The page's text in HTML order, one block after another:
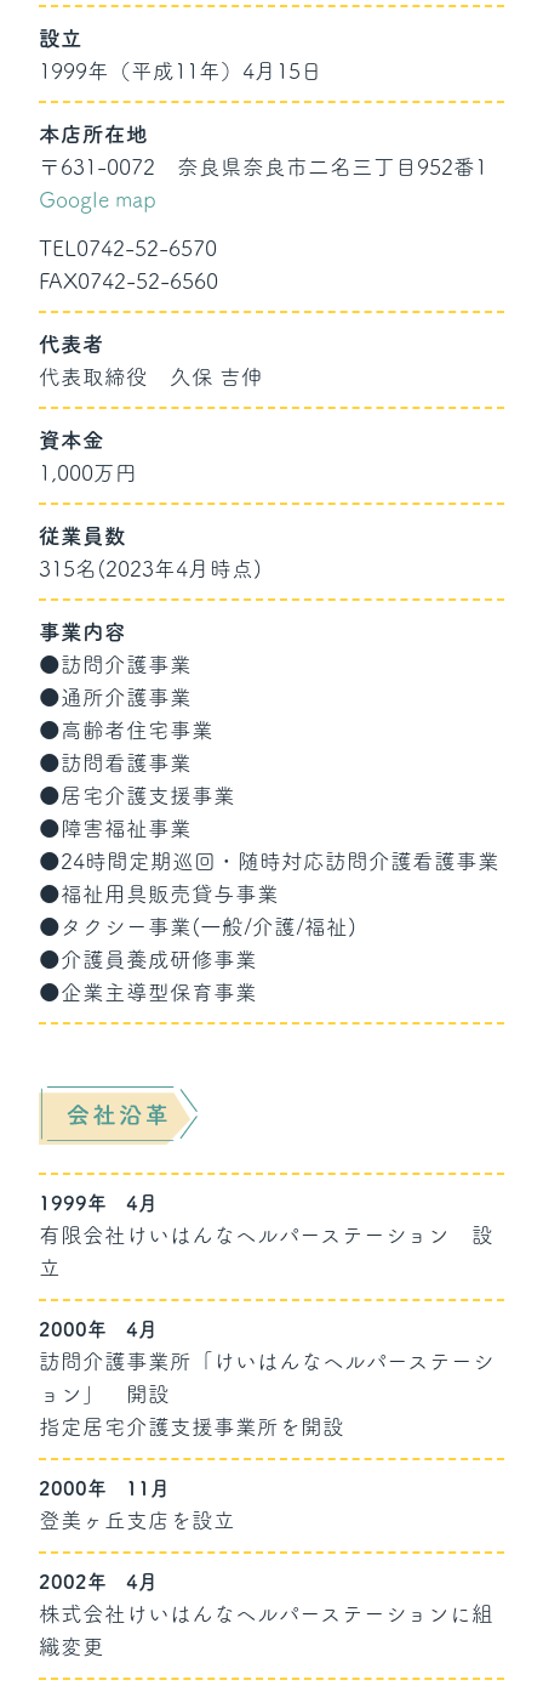
設立
1999年（平成11年）4月15日
本店所在地
〒631-0072 奈良県奈良市二名三丁目952番1
Google map
TEL 0742-52-6570
FAX0742-52-6560
代表者
代表取締役 久保 吉伸
資本金
1,000万円
従業員数
315名(2023年4月時点)
事業内容
●訪問介護事業
●通所介護事業
●高齢者住宅事業
●訪問看護事業
●居宅介護支援事業
●障害福祉事業
●24時間定期巡回・随時対応訪問介護看護事業
●福祉用具販売貸与事業
●タクシー事業(一般/介護/福祉)
●介護員養成研修事業
●企業主導型保育事業
1999年 4月
有限会社けいはんなヘルパーステーション 設
立
2000年 4月
訪問介護事業所「けいはんなヘルパーステーシ
ョン」 開設
指定居宅介護支援事業所を開設
2000年 11月
登美ヶ丘支店を設立
2002年 4月
株式会社けいはんなヘルパーステーションに組
織変更